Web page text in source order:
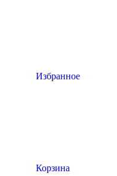
Избранное
Корзина